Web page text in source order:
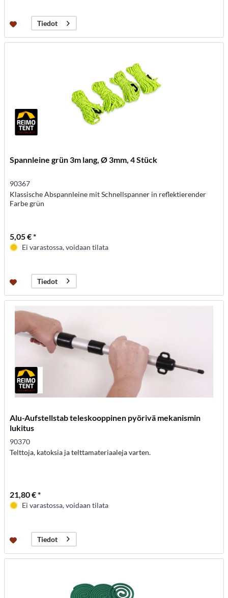
Tiedot
Spannleine grün 3m lang, Ø 3mm, 4 Stück
90367
Klassische Abspannleine mit Schnellspanner in reflektierender
Farbe grün
5,05 € *
Ei varastossa, voidaan tilata
Tiedot
Alu-Aufstellstab teleskooppinen pyörivä mekanismin
lukitus
90370
Telttoja, katoksia ja telttamateriaaleja varten.
21,80 € *
Ei varastossa, voidaan tilata
Tiedot